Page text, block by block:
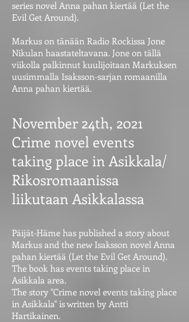
series novel Anna pahan kiertää (Let the
Evil Get Around).
Markus on tänään Radio Rockissa Jone
Nikulan haastateltavana. Jone on tällä
viikolla palkinnut kuulijoitaan Markuksen
uusimmalla Isaksson-sarjan romaanilla
Anna pahan kiertää.
November 24th, 2021
Crime novel events
taking place in Asikkala/
Rikosromaanissa
liikutaan Asikkalassa
Päijät-Häme has published a story about
Markus and the new Isaksson novel Anna
pahan kiertää (Let the Evil Get Around).
The book has events taking place in
Asikkala area.
The story "Crime novel events taking place
in Asikkala" is written by Antti
Hartikainen.